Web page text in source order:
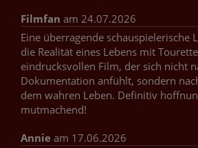
Filmfan am 24.07.2026
Eine überragende schauspielerische
die Realität eines Lebens mit
eindrucksvollen Film, der sich nicht
Dokumentation anfühlt, sondern
dem wahren Leben. Definitiv
mutmachend!
Annie am 17.06.2026